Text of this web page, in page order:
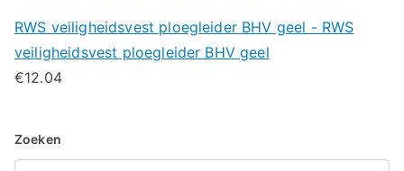
RWS veiligheidsvest ploegleider BHV geel - RWS
veiligheidsvest ploegleider BHV geel
€12.04
Zoeken